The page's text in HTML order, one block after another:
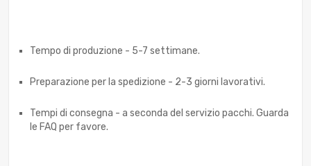
Tempo di produzione - 5-7 settimane.
Preparazione per la spedizione - 2-3 giorni lavorativi.
Tempi di consegna - a seconda del servizio pacchi. Guarda
le FAQ per favore.